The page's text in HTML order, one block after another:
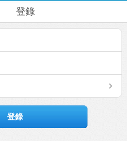
登錄
登錄